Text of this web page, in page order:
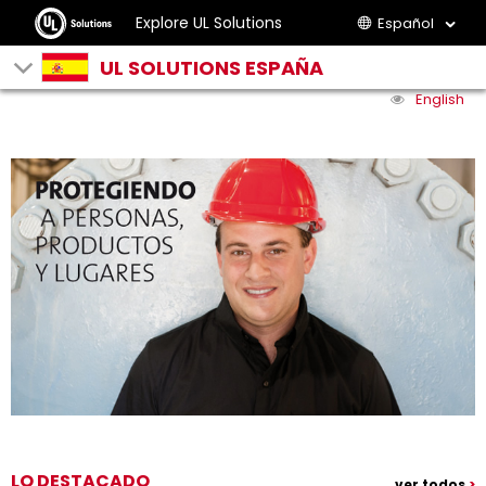
Explore UL Solutions Español
UL SOLUTIONS ESPAÑA
English
LO DESTACADO